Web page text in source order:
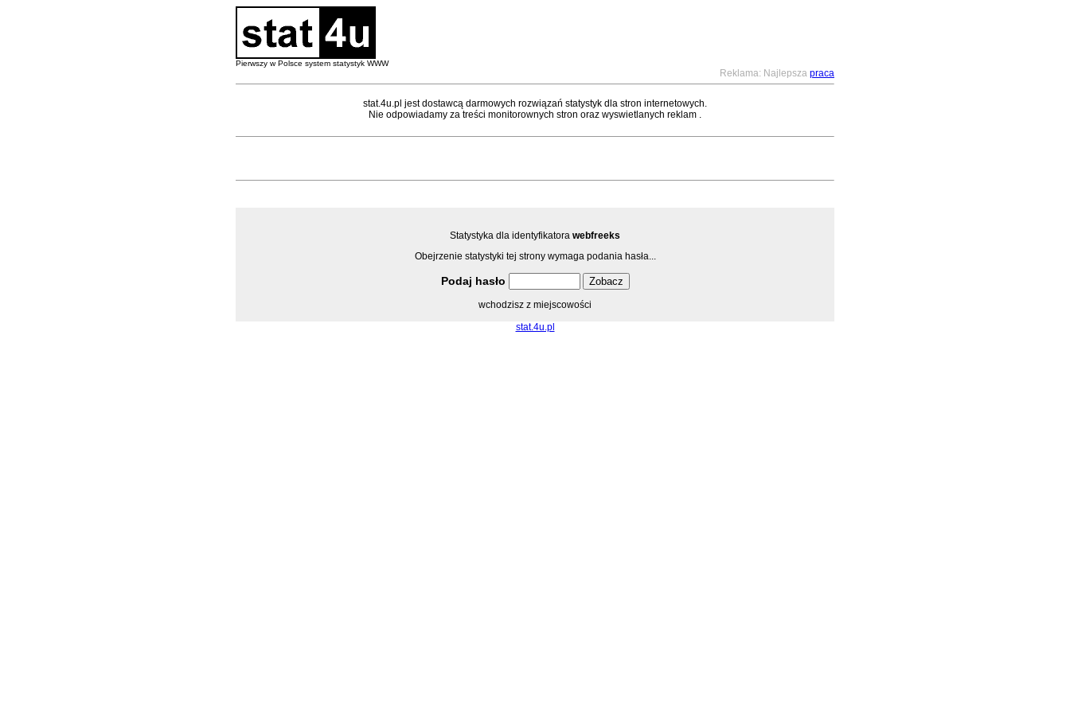
Pierwszy w Polsce system statystyk WWW
Reklama: Najlepsza praca
stat.4u.pl jest dostawcą darmowych rozwiązań statystyk dla stron internetowych.
Nie odpowiadamy za treści monitorownych stron oraz wyswietlanych reklam .
Statystyka dla identyfikatora webfreeks
Obejrzenie statystyki tej strony wymaga podania hasła...
Podaj hasło
wchodzisz z miejscowości
stat.4u.pl